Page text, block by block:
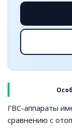
ГВС-аппараты
сравнению с